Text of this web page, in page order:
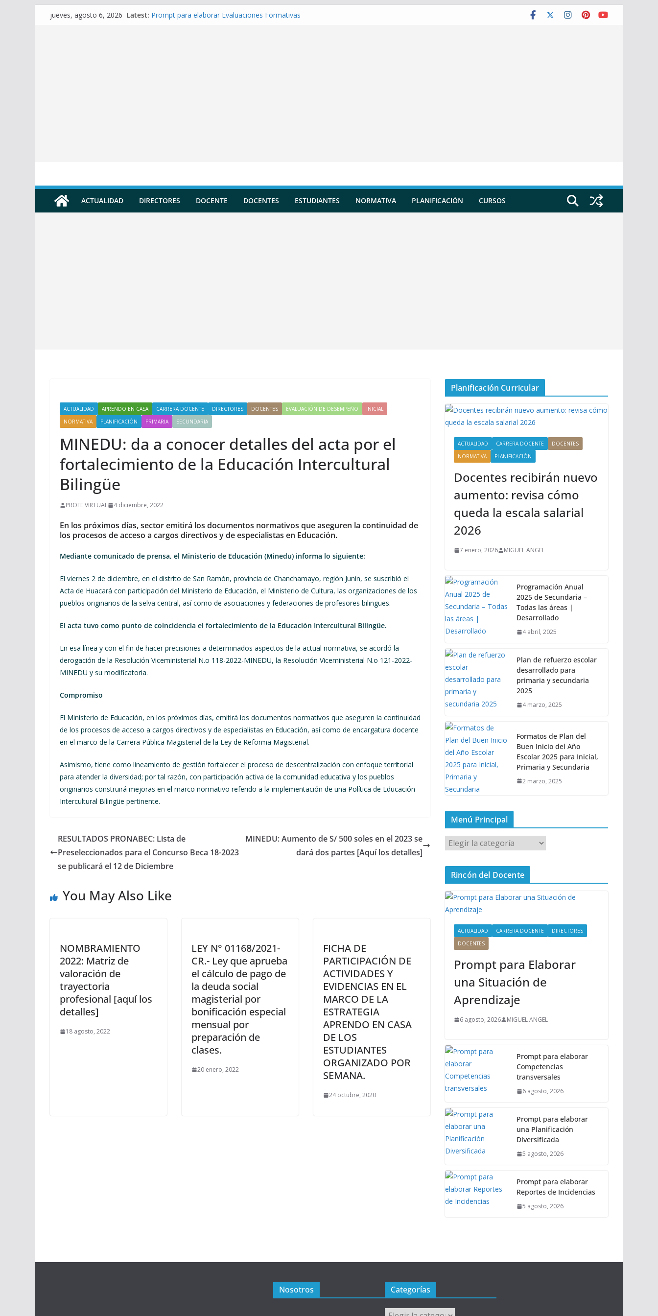
jueves, agosto 6, 2026 Latest: Prompt para elaborar Evaluaciones Formativas
ACTUALIDAD DIRECTORES DOCENTE DOCENTES ESTUDIANTES NORMATIVA PLANIFICACIÓN CURSOS
ACTUALIDAD APRENDO EN CASA CARRERA DOCENTE DIRECTORES DOCENTES EVALUACIÓN DE DESEMPEÑO
INICIAL
NORMATIVA
PLANIFICACIÓN PRIMARIA SECUNDARIA
MINEDU: da a conocer detalles del acta por el
fortalecimiento de la Educación Intercultural
Bilingüe
PROFE VIRTUAL 4 diciembre, 2022
En los próximos días, sector emitirá los documentos normativos que aseguren la continuidad de
los procesos de acceso a cargos directivos y de especialistas en Educación.
Mediante comunicado de prensa, el Ministerio de Educación (Minedu) informa lo siguiente:
El viernes 2 de diciembre, en el distrito de San Ramón, provincia de Chanchamayo, región Junín, se suscribió el
Acta de Huacará con participación del Ministerio de Educación, el Ministerio de Cultura, las organizaciones de los
pueblos originarios de la selva central, así como de asociaciones y federaciones de profesores bilingües.
El acta tuvo como punto de coincidencia el fortalecimiento de la Educación Intercultural Bilingüe.
En esa línea y con el fin de hacer precisiones a determinados aspectos de la actual normativa, se acordó la
derogación de la Resolución Viceministerial N.o 118-2022-MINEDU, la Resolución Viceministerial N.o 121-2022-
MINEDU y su modificatoria.
Compromiso
El Ministerio de Educación, en los próximos días, emitirá los documentos normativos que aseguren la continuidad
de los procesos de acceso a cargos directivos y de especialistas en Educación, así como de encargatura docente
en el marco de la Carrera Pública Magisterial de la Ley de Reforma Magisterial.
Asimismo, tiene como lineamiento de gestión fortalecer el proceso de descentralización con enfoque territorial
para atender la diversidad; por tal razón, con participación activa de la comunidad educativa y los pueblos
originarios construirá mejoras en el marco normativo referido a la implementación de una Política de Educación
Intercultural Bilingüe pertinente.
RESULTADOS PRONABEC: Lista de
Preseleccionados para el Concurso Beca 18-2023
se publicará el 12 de Diciembre
MINEDU: Aumento de S/ 500 soles en el 2023 se
dará dos partes [Aquí los detalles]
You May Also Like
NOMBRAMIENTO
2022: Matriz de
valoración de
trayectoria
profesional [aquí los
detalles]
18 agosto, 2022
LEY N° 01168/2021-
CR.- Ley que aprueba
el cálculo de pago de
la deuda social
magisterial por
bonificación especial
mensual por
preparación de
clases.
20 enero, 2022
FICHA DE
PARTICIPACIÓN DE
ACTIVIDADES Y
EVIDENCIAS EN EL
MARCO DE LA
ESTRATEGIA
APRENDO EN CASA
DE LOS
ESTUDIANTES
ORGANIZADO POR
SEMANA.
24 octubre, 2020
Planificación Curricular
ACTUALIDAD CARRERA DOCENTE
DOCENTES
NORMATIVA
PLANIFICACIÓN
Docentes recibirán nuevo
aumento: revisa cómo
queda la escala salarial
2026
7 enero, 2026 MIGUEL ANGEL
Programación Anual
2025 de Secundaria –
Todas las áreas |
Desarrollado
4 abril, 2025
Plan de refuerzo escolar
desarrollado para
primaria y secundaria
2025
4 marzo, 2025
Formatos de Plan del
Buen Inicio del Año
Escolar 2025 para Inicial,
Primaria y Secundaria
2 marzo, 2025
Menú Principal
M
e
n
P
i
Rincón del Docente
ACTUALIDAD CARRERA DOCENTE
DIRECTORES
DOCENTES
Prompt para Elaborar
una Situación de
Aprendizaje
6 agosto, 2026 MIGUEL ANGEL
Prompt para elaborar
Competencias
transversales
6 agosto, 2026
Prompt para elaborar
una Planificación
Diversificada
5 agosto, 2026
Prompt para elaborar
Reportes de Incidencias
5 agosto, 2026
Nosotros Categorías
Categorías